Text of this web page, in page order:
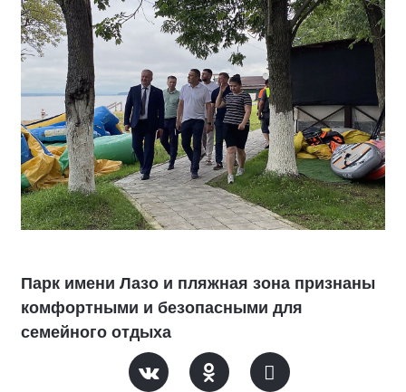
Парк имени Лазо и пляжная зона признаны
комфортными и безопасными для
семейного отдыха